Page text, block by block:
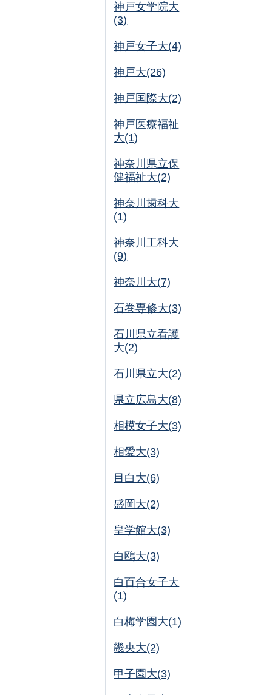
神戸女学院大
(3)
神戸女子大(4)
神戸大(26)
神戸国際大(2)
神戸医療福祉
大(1)
神奈川県立保
健福祉大(2)
神奈川歯科大
(1)
神奈川工科大
(9)
神奈川大(7)
石巻専修大(3)
石川県立看護
大(2)
石川県立大(2)
県立広島大(8)
相模女子大(3)
相愛大(3)
目白大(6)
盛岡大(2)
皇学館大(3)
白鴎大(3)
白百合女子大
(1)
白梅学園大(1)
畿央大(2)
甲子園大(3)